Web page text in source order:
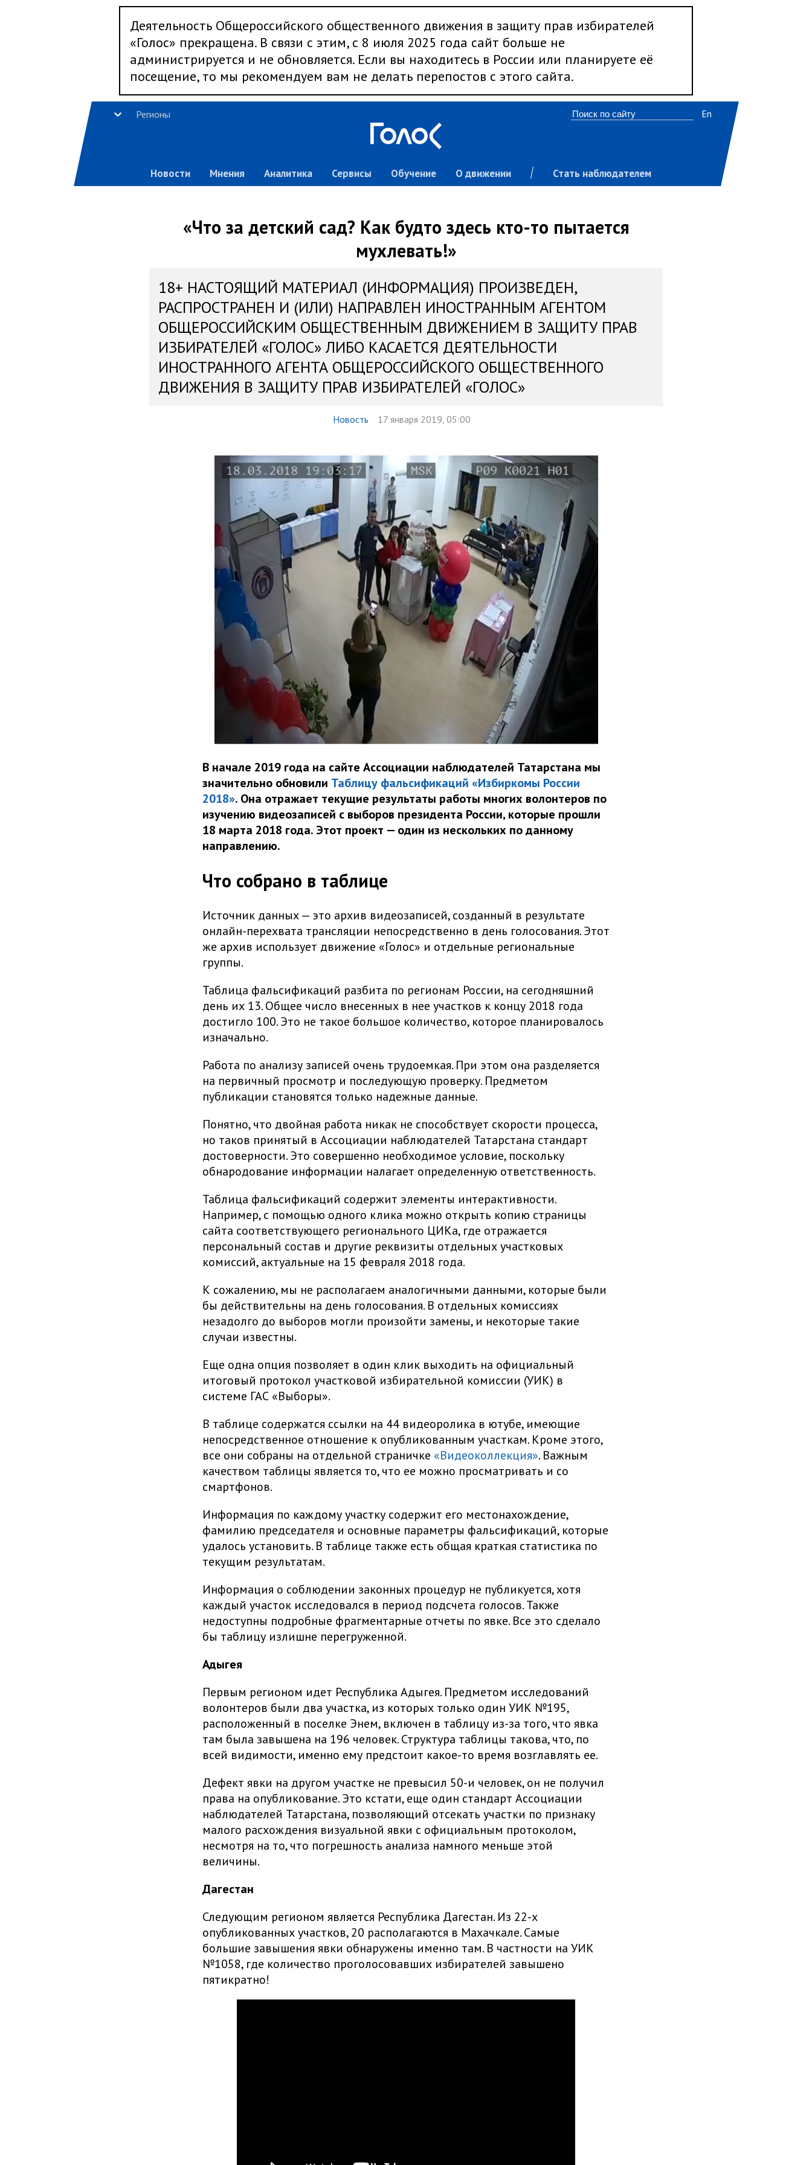
Деятельность Общероссийского общественного движения в защиту прав избирателей
«Голос» прекращена. В связи с этим, с 8 июля 2025 года сайт больше не
администрируется и не обновляется. Если вы находитесь в России или планируете её
посещение, то мы рекомендуем вам не делать перепостов с этого сайта.
Регионы
Новости Мнения Аналитика Сервисы Обучение О движении Стать наблюдателем
En
«Что за детский сад? Как будто здесь кто-то пытается
мухлевать!»
18+ НАСТОЯЩИЙ МАТЕРИАЛ (ИНФОРМАЦИЯ) ПРОИЗВЕДЕН,
РАСПРОСТРАНЕН И (ИЛИ) НАПРАВЛЕН ИНОСТРАННЫМ АГЕНТОМ
ОБЩЕРОССИЙСКИМ ОБЩЕСТВЕННЫМ ДВИЖЕНИЕМ В ЗАЩИТУ ПРАВ
ИЗБИРАТЕЛЕЙ «ГОЛОС» ЛИБО КАСАЕТСЯ ДЕЯТЕЛЬНОСТИ
ИНОСТРАННОГО АГЕНТА ОБЩЕРОССИЙСКОГО ОБЩЕСТВЕННОГО
ДВИЖЕНИЯ В ЗАЩИТУ ПРАВ ИЗБИРАТЕЛЕЙ «ГОЛОС»
Новость 17 января 2019, 05:00
В начале 2019 года на сайте Ассоциации наблюдателей Татарстана мы
значительно обновили Таблицу фальсификаций «Избиркомы России
2018». Она отражает текущие результаты работы многих волонтеров по
изучению видеозаписей с выборов президента России, которые прошли
18 марта 2018 года. Этот проект — один из нескольких по данному
направлению.
Что собрано в таблице
Источник данных — это архив видеозаписей, созданный в результате
онлайн-перехвата трансляции непосредственно в день голосования. Этот
же архив использует движение «Голос» и отдельные региональные
группы.
Таблица фальсификаций разбита по регионам России, на сегодняшний
день их 13. Общее число внесенных в нее участков к концу 2018 года
достигло 100. Это не такое большое количество, которое планировалось
изначально.
Работа по анализу записей очень трудоемкая. При этом она разделяется
на первичный просмотр и последующую проверку. Предметом
публикации становятся только надежные данные.
Понятно, что двойная работа никак не способствует скорости процесса,
но таков принятый в Ассоциации наблюдателей Татарстана стандарт
достоверности. Это совершенно необходимое условие, поскольку
обнародование информации налагает определенную ответственность.
Таблица фальсификаций содержит элементы интерактивности.
Например, с помощью одного клика можно открыть копию страницы
сайта соответствующего регионального ЦИКа, где отражается
персональный состав и другие реквизиты отдельных участковых
комиссий, актуальные на 15 февраля 2018 года.
К сожалению, мы не располагаем аналогичными данными, которые были
бы действительны на день голосования. В отдельных комиссиях
незадолго до выборов могли произойти замены, и некоторые такие
случаи известны.
Еще одна опция позволяет в один клик выходить на официальный
итоговый протокол участковой избирательной комиссии (УИК) в
системе ГАС «Выборы».
В таблице содержатся ссылки на 44 видеоролика в ютубе, имеющие
непосредственное отношение к опубликованным участкам. Кроме этого,
все они собраны на отдельной страничке «Видеоколлекция». Важным
качеством таблицы является то, что ее можно просматривать и со
смартфонов.
Информация по каждому участку содержит его местонахождение,
фамилию председателя и основные параметры фальсификаций, которые
удалось установить. В таблице также есть общая краткая статистика по
текущим результатам.
Информация о соблюдении законных процедур не публикуется, хотя
каждый участок исследовался в период подсчета голосов. Также
недоступны подробные фрагментарные отчеты по явке. Все это сделало
бы таблицу излишне перегруженной.
Адыгея
Первым регионом идет Республика Адыгея. Предметом исследований
волонтеров были два участка, из которых только один УИК №195,
расположенный в поселке Энем, включен в таблицу из-за того, что явка
там была завышена на 196 человек. Структура таблицы такова, что, по
всей видимости, именно ему предстоит какое-то время возглавлять ее.
Дефект явки на другом участке не превысил 50-и человек, он не получил
права на опубликование. Это кстати, еще один стандарт Ассоциации
наблюдателей Татарстана, позволяющий отсекать участки по признаку
малого расхождения визуальной явки с официальным протоколом,
несмотря на то, что погрешность анализа намного меньше этой
величины.
Дагестан
Следующим регионом является Республика Дагестан. Из 22-х
опубликованных участков, 20 располагаются в Махачкале. Самые
большие завышения явки обнаружены именно там. В частности на УИК
№1058, где количество проголосовавших избирателей завышено
пятикратно!